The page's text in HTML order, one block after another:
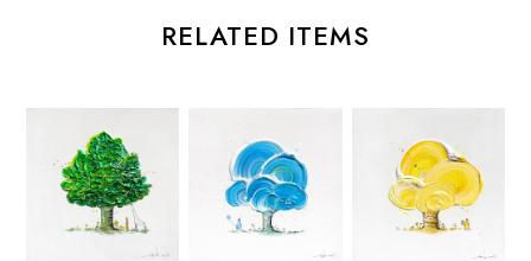
RELATED ITEMS